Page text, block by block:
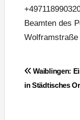
Beamten des
Waiblingen:
in Städtisches